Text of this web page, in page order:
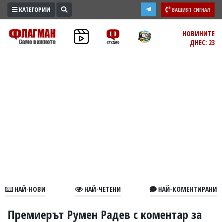
ПРОМО
ЗОНА
В
КАТЕГОРИИ ВАШИЯТ СИГНАЛ
НОВИНИТЕ
ДНЕС: 23
НАЙ-НОВИ НАЙ-ЧЕТЕНИ НАЙ-КОМЕНТИРАНИ
Премиерът Румен Радев с коментар за